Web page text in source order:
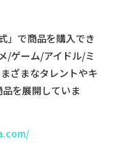
」で商品を購入でき
/ゲーム/アイドル/ミ
ざまなタレントやキ
を展開していま